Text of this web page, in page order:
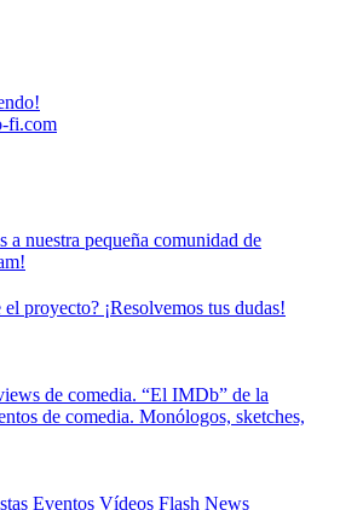
a nuestra pequeña comunidad de
el proyecto? ¡Resolvemos tus dudas!
de comedia. “El IMDb” de la
de comedia. Monólogos, sketches,
Eventos Vídeos Flash News